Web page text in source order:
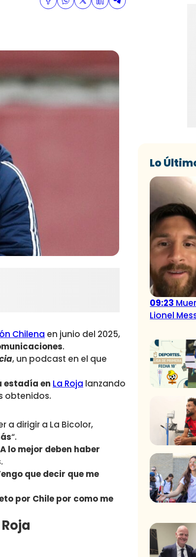
Chilena en junio del 2025,
.
, un podcast en el que
estadía en La Roja lanzando
obtenidos.
a dirigir a La Bicolor,
“.
lo mejor deben haber
que decir que me
por Chile por como me
Lo
09:23
Lionel